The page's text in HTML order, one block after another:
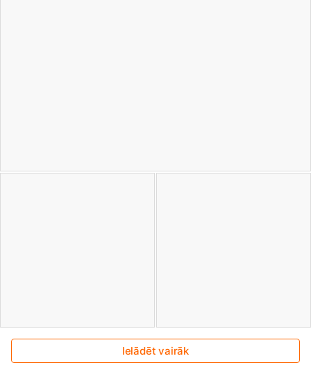
Ielādēt vairāk